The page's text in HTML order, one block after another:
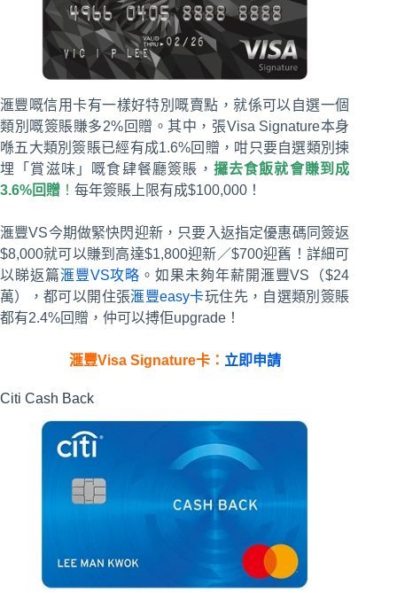
滙豐嘅信用卡有一樣好特別嘅賣點，就係可以自選一個
類別嘅簽賬賺多2%回贈。其中，張Visa Signature本身
喺五大類別簽賬已經有成1.6%回贈，咁只要自選類別揀
埋「賞滋味」嘅食肆餐廳簽賬， 攞去食飯就會賺到成
3.6%回贈 ！ 每年簽賬上限有成$100,000！
滙豐VS今期做緊快閃迎新，只要入返指定優惠碼同簽返
$8,000就可以賺到高達$1,800迎新／$700迎舊！詳細可
以睇返篇滙豐VS攻略 。如果未夠年薪開滙豐VS（$24
萬），都可以開住張滙豐easy卡玩住先，自選類別簽賬
都有2.4%回贈，仲可以搏佢upgrade！
滙豐Visa Signature卡： 立即申請
Citi Cash Back